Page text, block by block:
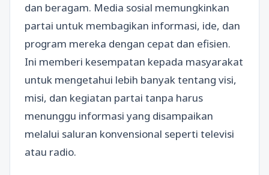
dan beragam. Media sosial memungkinkan
partai untuk membagikan informasi, ide, dan
program mereka dengan cepat dan efisien.
Ini memberi kesempatan kepada masyarakat
untuk mengetahui lebih banyak tentang visi,
misi, dan kegiatan partai tanpa harus
menunggu informasi yang disampaikan
melalui saluran konvensional seperti televisi
atau radio.